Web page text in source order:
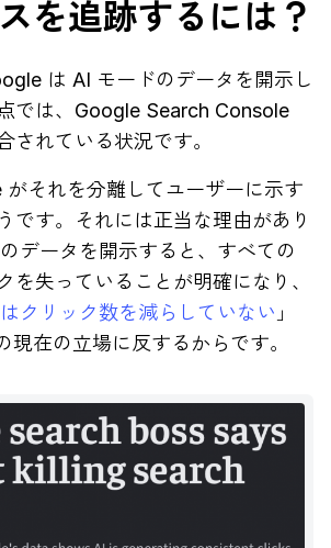
を追跡するには？
は AI モードのデータを開示し
では、Google Search Console
されている状況です。
がそれを分離してユーザーに示す
です。それには正当な理由があり
データを開示すると、すべての
を失っていることが明確になり、
クリック数を減らしていない 」
現在の立場に反するからです。